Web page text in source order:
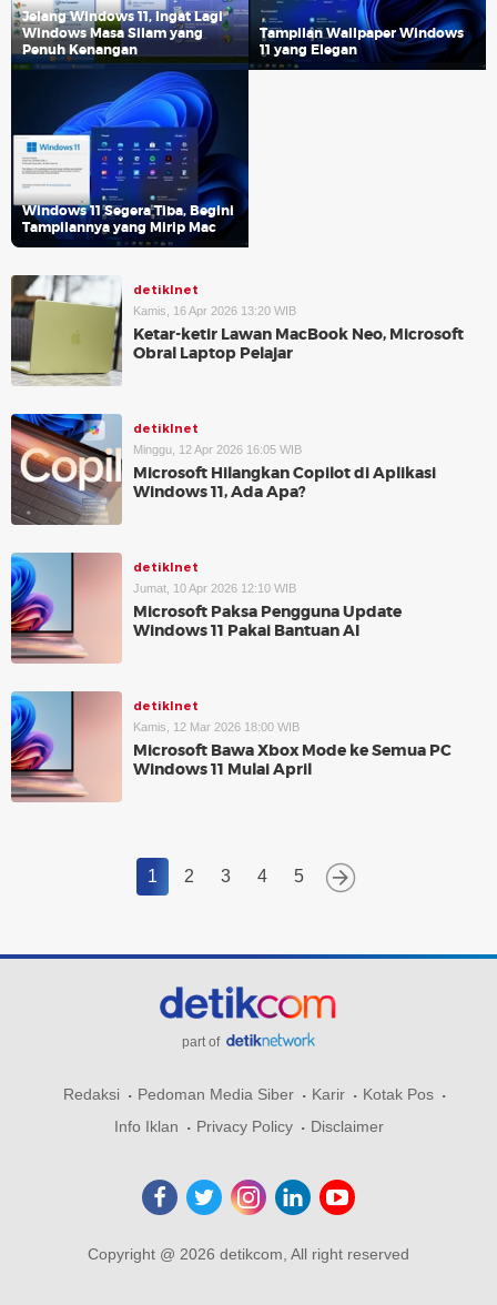
Jelang Windows 11, Ingat Lagi
Windows Masa Silam yang
Penuh Kenangan
Tampilan Wallpaper Windows
11 yang Elegan
Windows 11 Segera Tiba, Begini
Tampilannya yang Mirip Mac
detikInet
Kamis, 16 Apr 2026 13:20 WIB
Ketar-ketir Lawan MacBook Neo, Microsoft
Obral Laptop Pelajar
detikInet
Minggu, 12 Apr 2026 16:05 WIB
Microsoft Hilangkan Copilot di Aplikasi
Windows 11, Ada Apa?
detikInet
Jumat, 10 Apr 2026 12:10 WIB
Microsoft Paksa Pengguna Update
Windows 11 Pakai Bantuan AI
detikInet
Kamis, 12 Mar 2026 18:00 WIB
Microsoft Bawa Xbox Mode ke Semua PC
Windows 11 Mulai April
1 2 3 4 5
part of
Redaksi Pedoman Media Siber Karir
Kotak Pos
Info Iklan
Privacy Policy Disclaimer
Copyright @ 2026 detikcom, All right reserved